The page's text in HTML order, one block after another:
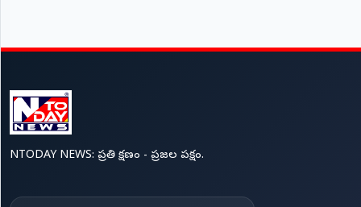
NTODAY NEWS: ప్రతి క్షణం - ప్రజల పక్షం.